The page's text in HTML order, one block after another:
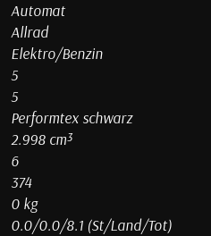
Automat
Allrad
Elektro/Benzin
5
5
Performtex schwarz
2.998 cm³
6
374
0 kg
0.0/0.0/8.1 (St/Land/Tot)